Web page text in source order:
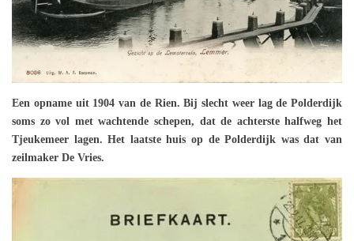
Een opname uit 1904 van de Rien. Bij slecht weer lag de Polderdijk
soms zo vol met wachtende schepen, dat de achterste halfweg het
Tjeukemeer lagen. Het laatste huis op de Polderdijk was dat van
zeilmaker De Vries.